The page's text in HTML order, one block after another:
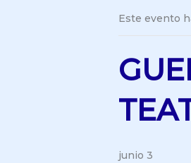
Este evento
junio 3